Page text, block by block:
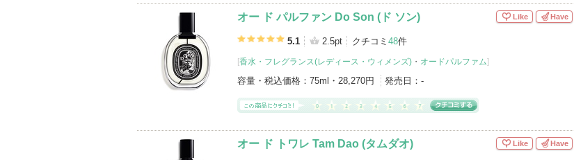
オー ド パルファン Do Son (ド ソン)
5.1 2.5pt クチコミ 48件
[香水・フレグランス(レディース・ウィメンズ) ・ オードパルファム]
容量・税込価格： 75ml・28,270円 発売日： -
Like Have
オー ド トワレ Tam Dao (タムダオ) Like Have